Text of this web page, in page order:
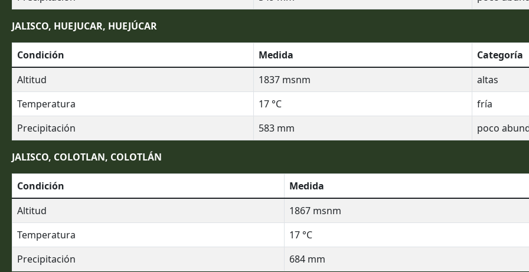
JALISCO, HUEJUCAR, HUEJÚCAR
Condición Medida
Categoría
Altitud
1837 msnm
altas
Temperatura
17 °C
fría
Precipitación
583 mm poco
JALISCO, COLOTLAN, COLOTLÁN
Condición Medida
Altitud
1867 msnm
Temperatura
17 °C
Precipitación
684 mm